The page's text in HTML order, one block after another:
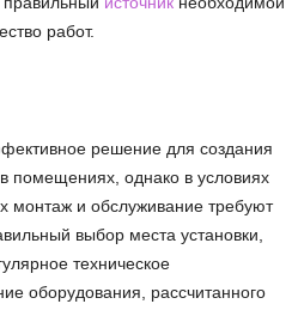
работ.
решение для создания
помещениях, однако в условиях
монтаж и обслуживание требуют
выбор места установки,
техническое
оборудования, рассчитанного